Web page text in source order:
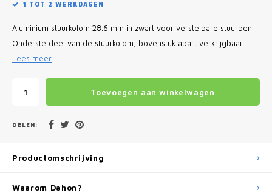
1 TOT 2 WERKDAGEN
Aluminium stuurkolom 28.6 mm in zwart voor verstelbare stuurpen.
Onderste deel van de stuurkolom, bovenstuk apart verkrijgbaar.
Lees meer
Toevoegen aan winkelwagen
DELEN:
Productomschrijving
Waarom Dahon?